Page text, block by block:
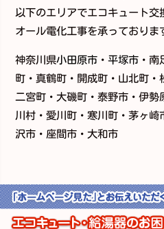
以下のエリアでエコキュート交
オール電化工事を承っておりま
神奈川県小田原市 ・平塚市 ・
町・真鶴町・開成町・山北町・
二宮町・大磯町・泰野市・伊勢
川村・愛川町・寒川町・茅ヶ
沢市・座間市・大和市